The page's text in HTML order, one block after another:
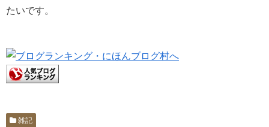
たいです。
雑記